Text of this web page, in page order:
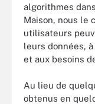
algorithmes
Maison, nous le
utilisateurs
leurs données,
et aux besoins
Au lieu de
obtenus en